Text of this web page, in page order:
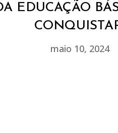
EDUCAÇÃO
maio 10, 2024